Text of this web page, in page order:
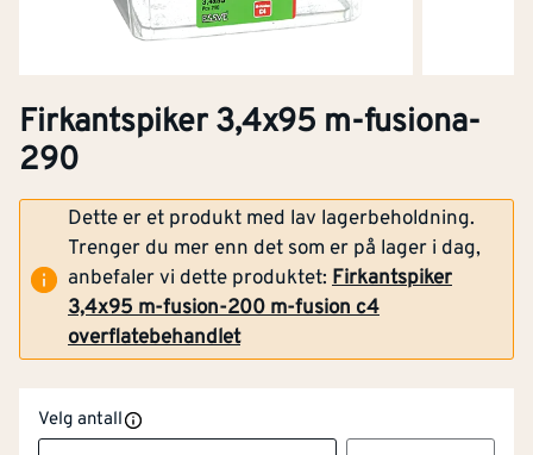
Firkantspiker 3,4x95 m-fusiona-
290
Dette er et produkt med lav lagerbeholdning.
Trenger du mer enn det som er på lager i dag,
anbefaler vi dette produktet: Firkantspiker
3,4x95 m-fusion-200 m-fusion c4
overflatebehandlet
Velg antall